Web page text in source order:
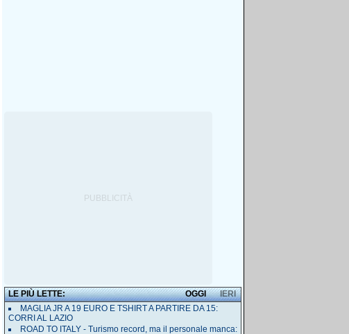
LE PIÙ LETTE: IERI
OGGI
MAGLIA JR A 19 EURO E TSHIRT A PARTIRE DA 15:
CORRI AL LAZIO
ROAD TO ITALY - Turismo record, ma il personale manca: